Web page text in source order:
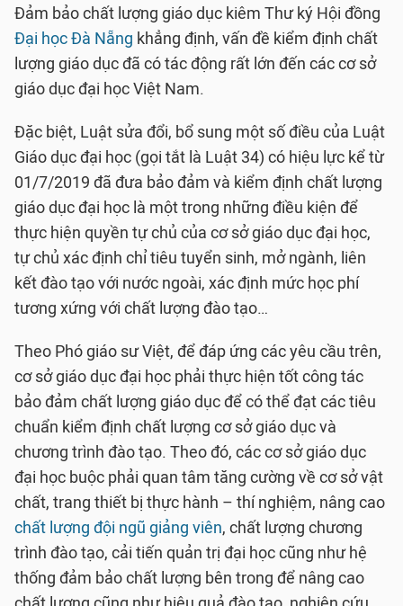
Đảm bảo chất lượng giáo dục kiêm Thư ký Hội đồng
Đại học Đà Nẵng khẳng định, vấn đề kiểm định chất
lượng giáo dục đã có tác động rất lớn đến các cơ sở
giáo dục đại học Việt Nam.
Đặc biệt, Luật sửa đổi, bổ sung một số điều của Luật
Giáo dục đại học (gọi tắt là Luật 34) có hiệu lực kể từ
01/7/2019 đã đưa bảo đảm và kiểm định chất lượng
giáo dục đại học là một trong những điều kiện để
thực hiện quyền tự chủ của cơ sở giáo dục đại học,
tự chủ xác định chỉ tiêu tuyển sinh, mở ngành, liên
kết đào tạo với nước ngoài, xác định mức học phí
tương xứng với chất lượng đào tạo…
Theo Phó giáo sư Việt, để đáp ứng các yêu cầu trên,
cơ sở giáo dục đại học phải thực hiện tốt công tác
bảo đảm chất lượng giáo dục để có thể đạt các tiêu
chuẩn kiểm định chất lượng cơ sở giáo dục và
chương trình đào tạo. Theo đó, các cơ sở giáo dục
đại học buộc phải quan tâm tăng cường về cơ sở vật
chất, trang thiết bị thực hành – thí nghiệm, nâng cao
chất lượng đội ngũ giảng viên, chất lượng chương
trình đào tạo, cải tiến quản trị đại học cũng như hệ
thống đảm bảo chất lượng bên trong để nâng cao